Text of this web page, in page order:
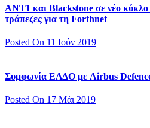
ΑΝΤ1 και Blackstone σε νέο κύκλο
τράπεζες για τη Forthnet
Posted On 11 Ιούν 2019
Συμφωνία ΕΛΔΟ με Airbus
Posted On 17 Μάι 2019